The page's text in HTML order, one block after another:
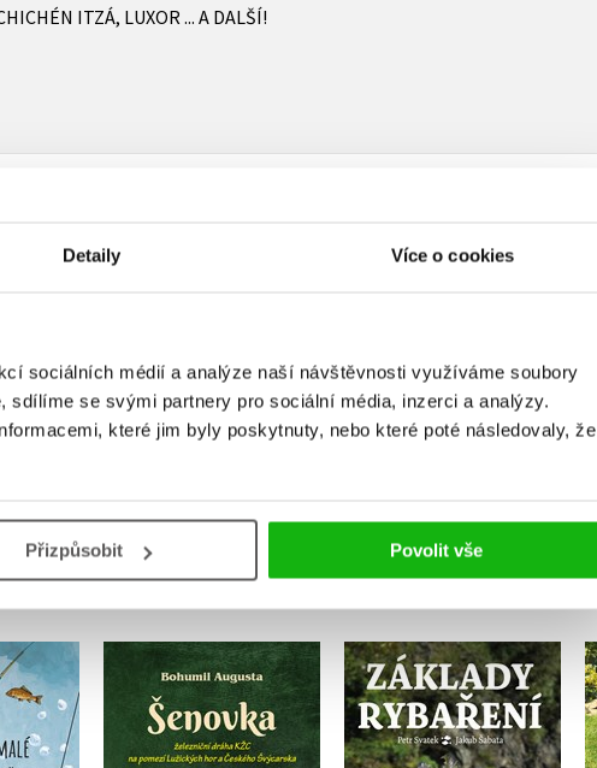
Detaily Více o cookies
sociálních médií a analýze naší návštěvnosti využíváme soubory
sdílíme se svými partnery pro sociální média, inzerci a analýzy.
které jim byly poskytnuty, nebo které poté následovaly, že
Přizpůsobit Povolit vše
ITZÁ, LUXOR ... A DALŠÍ!
mohou vkládat pouze registrovaní uživatelé
BY VÁS TAKÉ ZAJÍMAT
rybáře
Šenovka
Bohumil Augusta
Základy rybaření
Petr Svatek
,
Jakub Šabata